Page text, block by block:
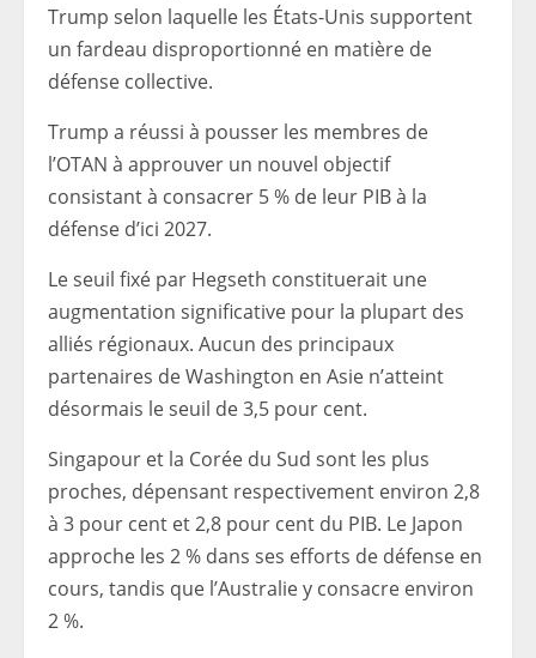
Trump selon laquelle les États-Unis supportent
un fardeau disproportionné en matière de
défense collective.
Trump a réussi à pousser les membres de
l’OTAN à approuver un nouvel objectif
consistant à consacrer 5 % de leur PIB à la
défense d’ici 2027.
Le seuil fixé par Hegseth constituerait une
augmentation significative pour la plupart des
alliés régionaux. Aucun des principaux
partenaires de Washington en Asie n’atteint
désormais le seuil de 3,5 pour cent.
Singapour et la Corée du Sud sont les plus
proches, dépensant respectivement environ 2,8
à 3 pour cent et 2,8 pour cent du PIB. Le Japon
approche les 2 % dans ses efforts de défense en
cours, tandis que l’Australie y consacre environ
2 %.